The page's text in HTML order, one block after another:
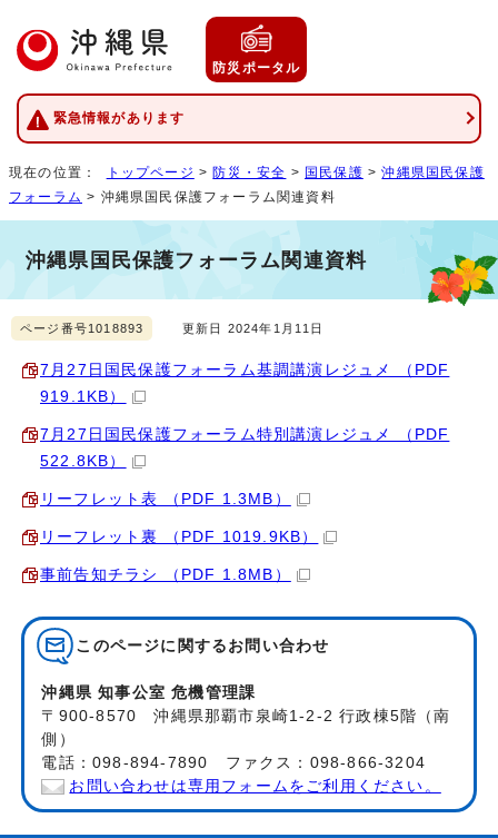
防災ポータル
緊急情報があります
現在の位置： トップページ >防災・安全 > 国民保護 >沖縄県国民保護
フォーラム > 沖縄県国民保護フォーラム関連資料
沖縄県国民保護フォーラム関連資料
ページ番号1018893 更新日 2024年1月11日
7月27日国民保護フォーラム基調講演レジュメ （PDF
919.1KB）
7月27日国民保護フォーラム特別講演レジュメ （PDF
522.8KB）
リーフレット表 （PDF 1.3MB）
リーフレット裏 （PDF 1019.9KB）
事前告知チラシ （PDF 1.8MB）
このページに関する お問い合わせ
沖縄県 知事公室 危機管理課
〒900-8570 沖縄県那覇市泉崎1-2-2 行政棟5階（南
側）
電話：098-894-7890 ファクス：098-866-3204
お問い合わせは専用フォームをご利用ください。